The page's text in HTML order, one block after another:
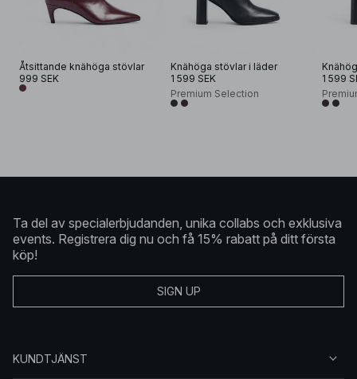
Åtsittande knähöga stövlar
999 SEK
Knähöga stövlar i läder
1 599 SEK
Premium Selection
1 599
Ta del av specialerbjudanden, unika collabs och exklusiva
events. Registrera dig nu och få 15% rabatt på ditt första
köp!
SIGN UP
KUNDTJÄNST